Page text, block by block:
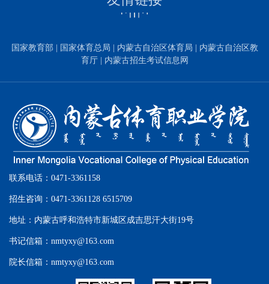
国家教育部 国家体育总局 内蒙古自治区体育局
内蒙古自治区教
育厅
内蒙古招生考试信息网
联系电话：0471-3361158
招生咨询：0471-3361128 6515709
地址：内蒙古呼和浩特市新城区成吉思汗大街19号
书记信箱：nmtyxy@163.com
院长信箱：nmtyxy@163.com